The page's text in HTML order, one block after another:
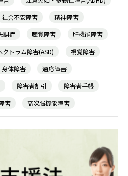
社会不安障害
精神障害
調症 聴覚障害
肝機能障害
クトラム障害(ASD)
視覚障害
身体障害
適応障害
障害者割引
障害者手帳
害
高次脳機能障害